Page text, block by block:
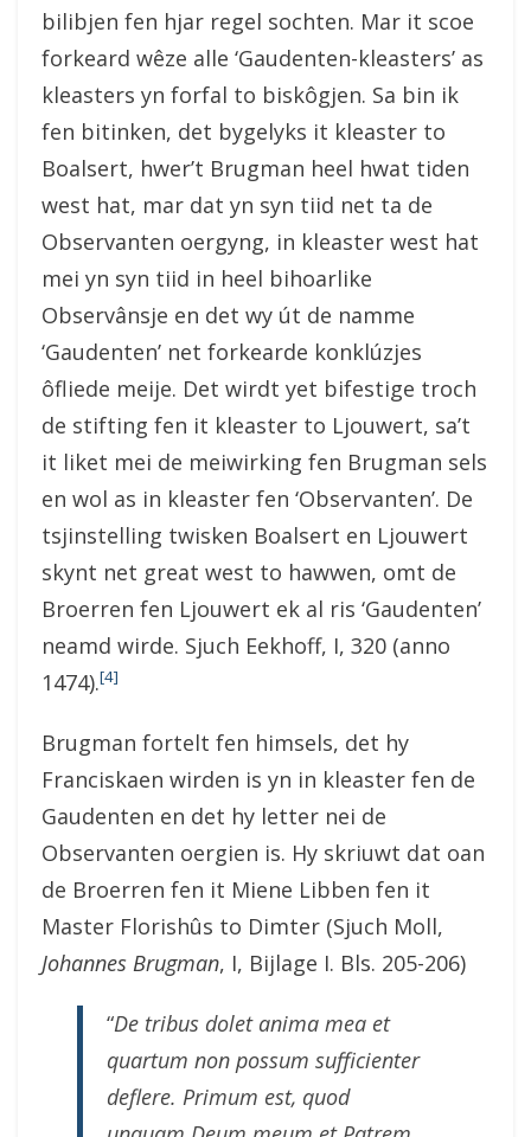
bilibjen fen hjar regel sochten. Mar it scoe
forkeard wêze alle ‘Gaudenten-kleasters’ as
kleasters yn forfal to biskôgjen. Sa bin ik
fen bitinken, det bygelyks it kleaster to
Boalsert, hwer’t Brugman heel hwat tiden
west hat, mar dat yn syn tiid net ta de
Observanten oergyng, in kleaster west hat
mei yn syn tiid in heel bihoarlike
Observânsje en det wy út de namme
‘Gaudenten’ net forkearde konklúzjes
ôfliede meije. Det wirdt yet bifestige troch
de stifting fen it kleaster to Ljouwert, sa’t
it liket mei de meiwirking fen Brugman sels
en wol as in kleaster fen ‘Observanten’. De
tsjinstelling twisken Boalsert en Ljouwert
skynt net great west to hawwen, omt de
Broerren fen Ljouwert ek al ris ‘Gaudenten’
neamd wirde. Sjuch Eekhoff, I, 320 (anno
1474).[4]
Brugman fortelt fen himsels, det hy
Franciskaen wirden is yn in kleaster fen de
Gaudenten en det hy letter nei de
Observanten oergien is. Hy skriuwt dat oan
de Broerren fen it Miene Libben fen it
Master Florishûs to Dimter (Sjuch Moll,
Johannes Brugman, I, Bijlage I. Bls. 205-206)
“De tribus dolet anima mea et
quartum non possum sufficienter
deflere. Primum est, quod